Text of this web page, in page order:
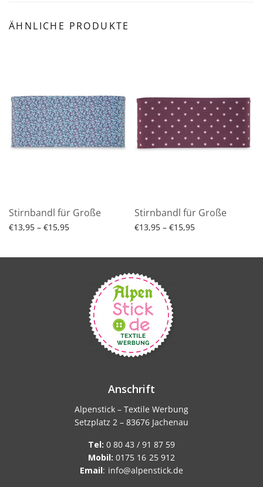
ÄHNLICHE PRODUKTE
Stirnbandl für Große
€13,95 – €15,95Preisspanne:
Stirnbandl für Große
€13,95 – €15,95Preisspanne:
Anschrift
Alpenstick – Textile Werbung
Setzplatz 2 – 83676 Jachenau
Tel: 0 80 43 / 91 87 59
Mobil: 0175 16 25 912
Email: info@alpenstick.de